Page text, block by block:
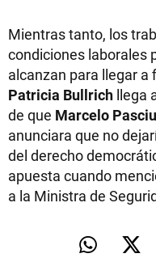
Mientras tanto, los
condiciones laborales
alcanzan para llegar a
Patricia Bullrich llega
de que Marcelo
anunciara que no
del derecho
apuesta cuando
a la Ministra de